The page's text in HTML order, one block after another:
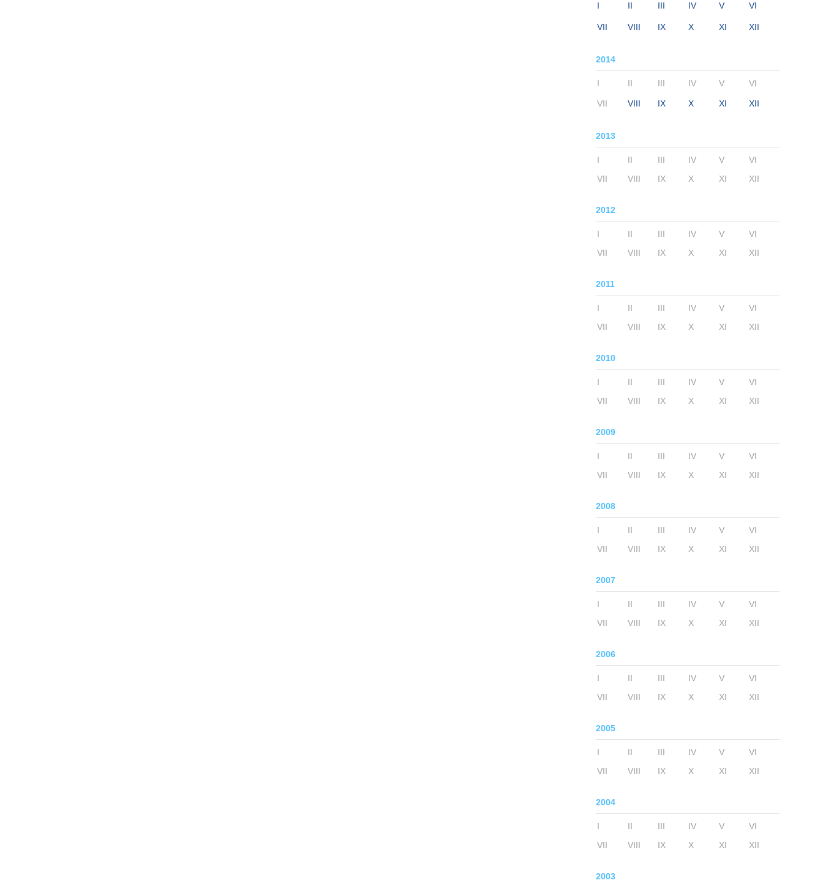
I II III IV V VI
VII VIII IX X XI XII
2014
I II III IV V VI
VII VIII IX X XI XII
2013
I II III IV V
VI
VII
VIII IX X XI XII
2012
I II III IV V
VI
VII
VIII IX X XI XII
2011
I II III IV V
VI
VII
VIII IX X XI XII
2010
I II III IV V
VI
VII
VIII IX X XI XII
2009
I II III IV V
VI
VII
VIII IX X XI XII
2008
I II III IV V
VI
VII
VIII IX X XI XII
2007
I II III IV V
VI
VII
VIII IX X XI XII
2006
I II III IV V
VI
VII
VIII IX X XI XII
2005
I II III IV V
VI
VII
VIII IX X XI XII
2004
I II III IV V
VI
VII
VIII IX X XI XII
2003